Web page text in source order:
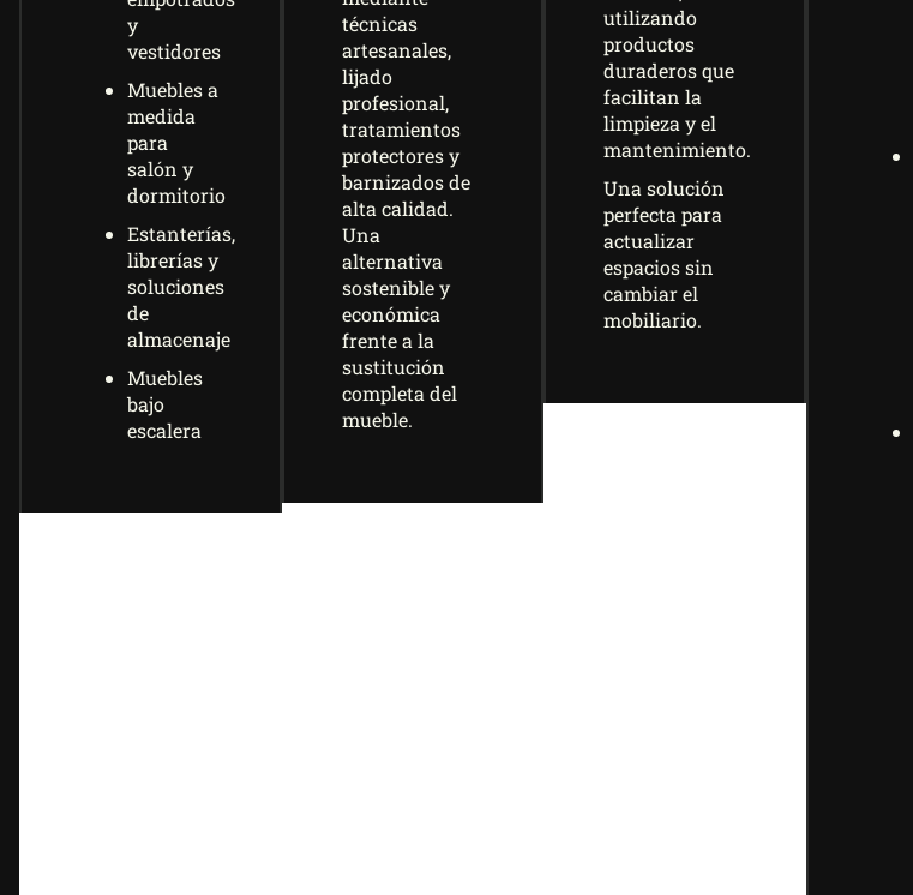
y
vestidores
Muebles a
medida
para
salón y
dormitorio
Estanterías,
librerías y
soluciones
de
almacenaje
Muebles
bajo
escalera
técnicas
artesanales,
lijado
profesional,
tratamientos
protectores y
barnizados de
alta calidad.
Una
alternativa
sostenible y
económica
frente a la
sustitución
completa del
mueble.
utilizando
productos
duraderos que
facilitan la
limpieza y el
mantenimiento.
Una solución
perfecta para
actualizar
espacios sin
cambiar el
mobiliario.